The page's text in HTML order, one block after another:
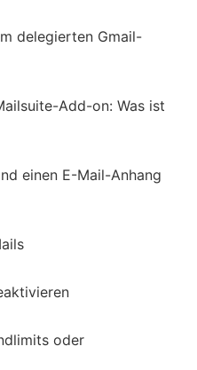
delegierten Gmail-
Add-on: Was ist
einen E-Mail-Anhang
oder